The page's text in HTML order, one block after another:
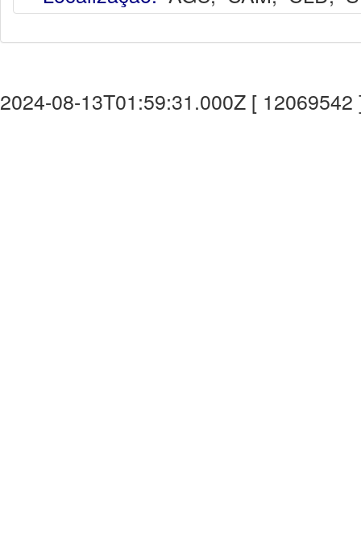
2024-08-13T01:59:31.000Z [ 12069542